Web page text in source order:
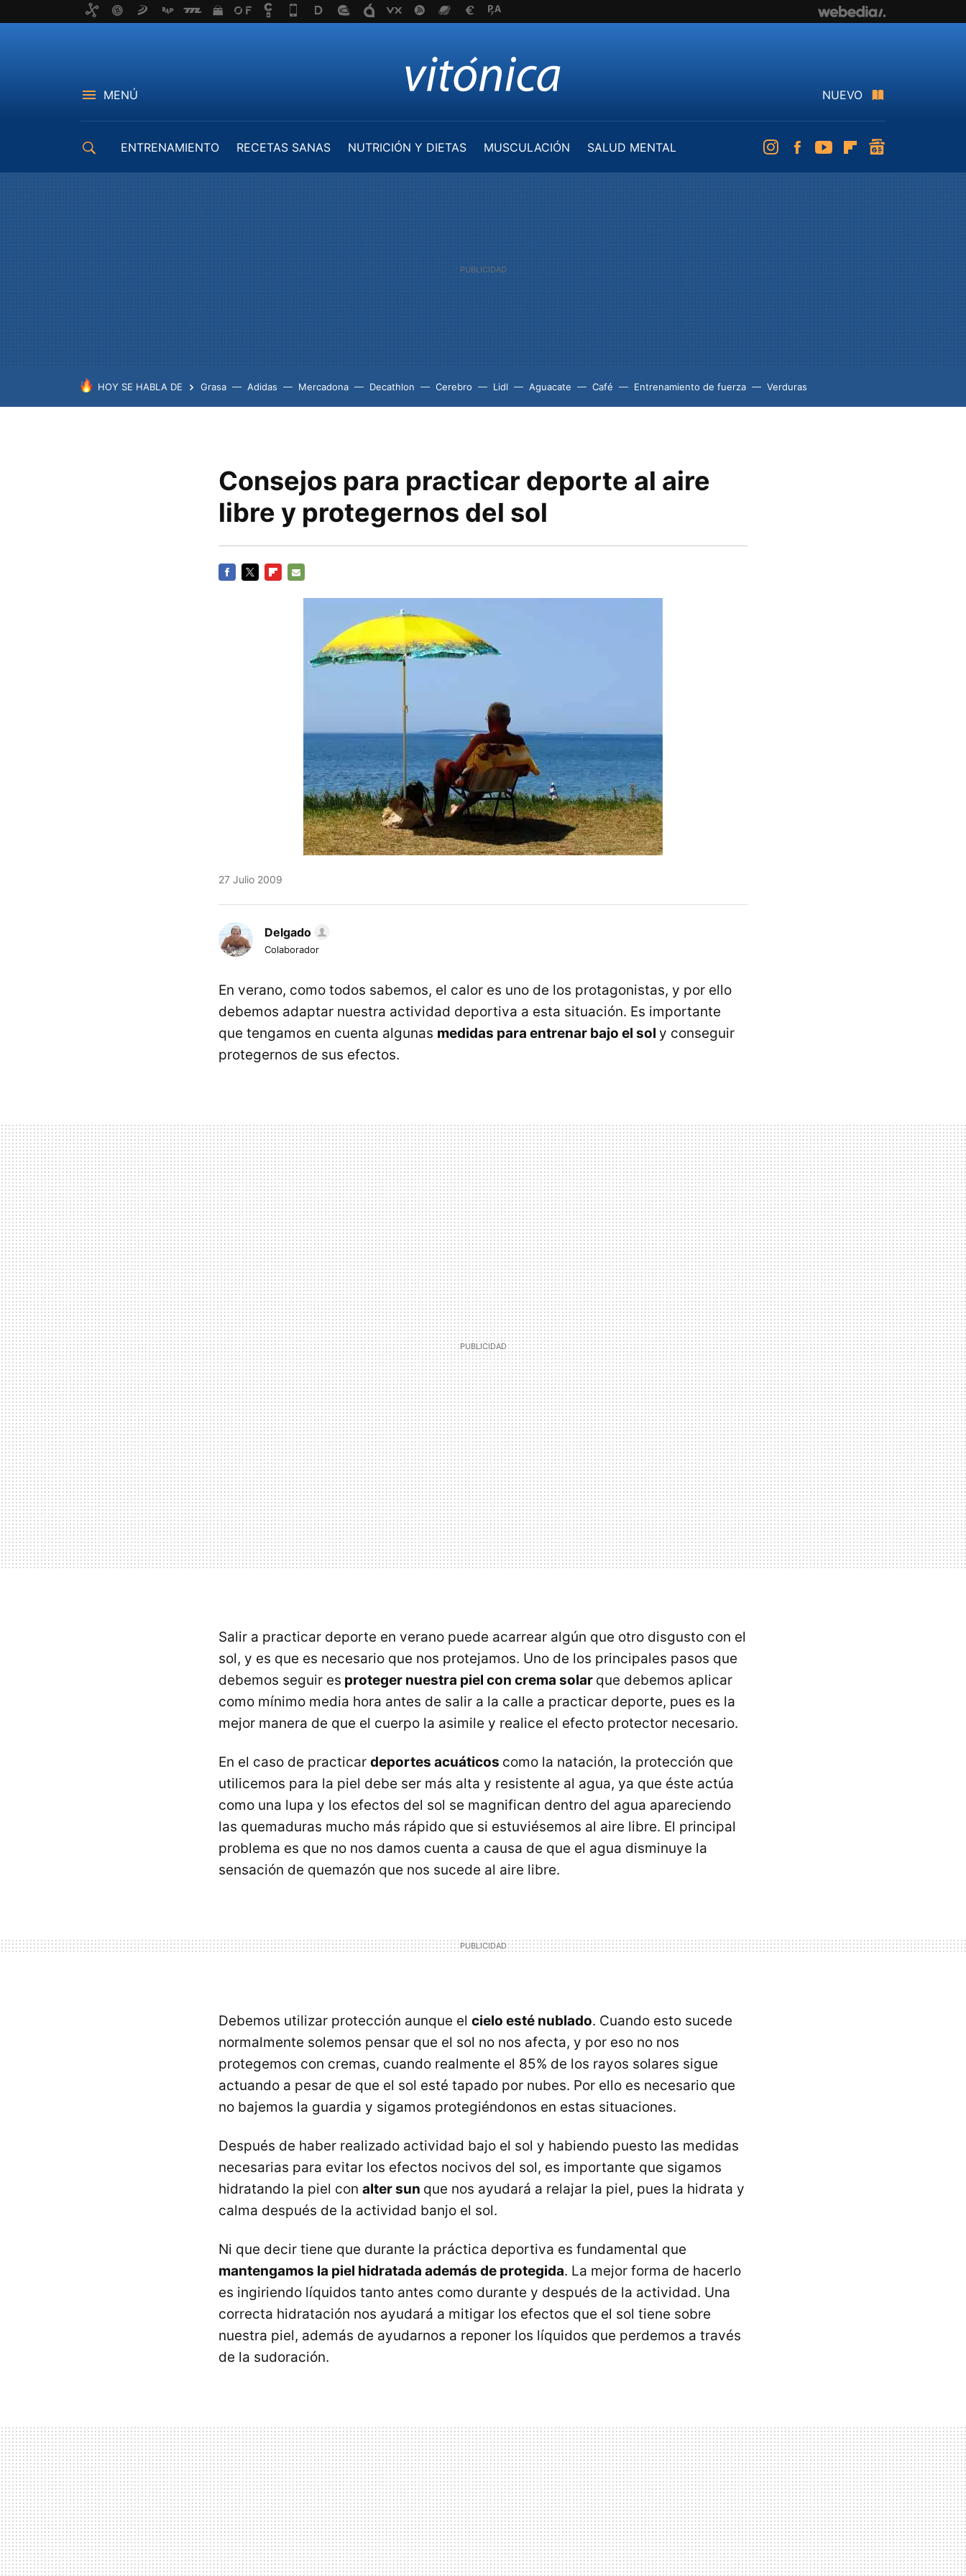
MENÚ NUEVO
ENTRENAMIENTO RECETAS SANAS NUTRICIÓN Y DIETAS MUSCULACIÓN
SALUD MENTAL
InstagramFacebookYoutubeFlipboard
HOY SE HABLA DE Grasa Adidas Mercadona Decathlon Cerebro Lidl Aguacate Café Entrenamiento de fuerza Verduras
Consejos para practicar deporte al aire
libre y protegernos del sol
27 Julio 2009
Delgado
Colaborador
En verano, como todos sabemos, el calor es uno de los protagonistas, y por ello
debemos adaptar nuestra actividad deportiva a esta situación. Es importante
que tengamos en cuenta algunas medidas para entrenar bajo el sol y conseguir
protegernos de sus efectos.
Salir a practicar deporte en verano puede acarrear algún que otro disgusto con el
sol, y es que es necesario que nos protejamos. Uno de los principales pasos que
debemos seguir es proteger nuestra piel con crema solar que debemos aplicar
como mínimo media hora antes de salir a la calle a practicar deporte, pues es la
mejor manera de que el cuerpo la asimile y realice el efecto protector necesario.
En el caso de practicar deportes acuáticos como la natación, la protección que
utilicemos para la piel debe ser más alta y resistente al agua, ya que éste actúa
como una lupa y los efectos del sol se magnifican dentro del agua apareciendo
las quemaduras mucho más rápido que si estuviésemos al aire libre. El principal
problema es que no nos damos cuenta a causa de que el agua disminuye la
sensación de quemazón que nos sucede al aire libre.
Debemos utilizar protección aunque el cielo esté nublado. Cuando esto sucede
normalmente solemos pensar que el sol no nos afecta, y por eso no nos
protegemos con cremas, cuando realmente el 85% de los rayos solares sigue
actuando a pesar de que el sol esté tapado por nubes. Por ello es necesario que
no bajemos la guardia y sigamos protegiéndonos en estas situaciones.
Después de haber realizado actividad bajo el sol y habiendo puesto las medidas
necesarias para evitar los efectos nocivos del sol, es importante que sigamos
hidratando la piel con alter sun que nos ayudará a relajar la piel, pues la hidrata y
calma después de la actividad banjo el sol.
Ni que decir tiene que durante la práctica deportiva es fundamental que
mantengamos la piel hidratada además de protegida. La mejor forma de hacerlo
es ingiriendo líquidos tanto antes como durante y después de la actividad. Una
correcta hidratación nos ayudará a mitigar los efectos que el sol tiene sobre
nuestra piel, además de ayudarnos a reponer los líquidos que perdemos a través
de la sudoración.